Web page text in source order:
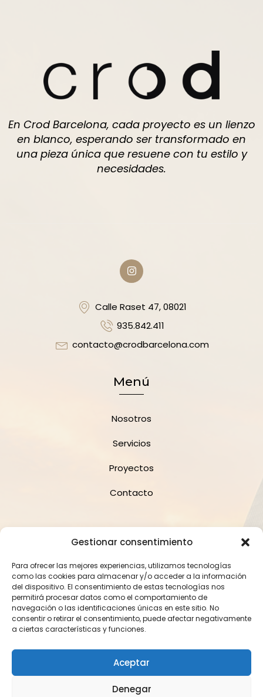
Gestionar consentimiento
Para ofrecer las mejores experiencias, utilizamos tecnologías
como las cookies para almacenar y/o acceder a la información
del dispositivo. El consentimiento de estas tecnologías nos
permitirá procesar datos como el comportamiento de
navegación o las identificaciones únicas en este sitio. No
consentir o retirar el consentimiento, puede afectar negativamente
a ciertas características y funciones.
Aceptar
Denegar
En Crod Barcelona, cada proyecto es un lienzo
en blanco, esperando ser transformado en
una pieza única que resuene con tu estilo y
necesidades.
Calle Raset 47, 08021
935.842.411
contacto@crodbarcelona.com
Menú
Nosotros
Servicios
Proyectos
Contacto
Suscríbete a la Newsletter
Suscríbete
2023 Crod Barcelona. Todos los derechos reservados.